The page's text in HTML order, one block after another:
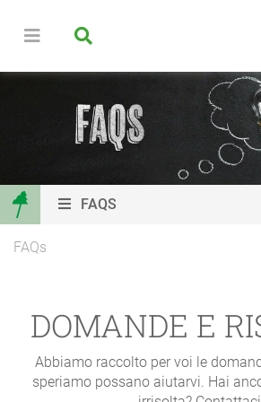
FAQS
FAQs
DOMANDE E
Abbiamo raccolto per voi le
speriamo possano aiutarvi. Hai